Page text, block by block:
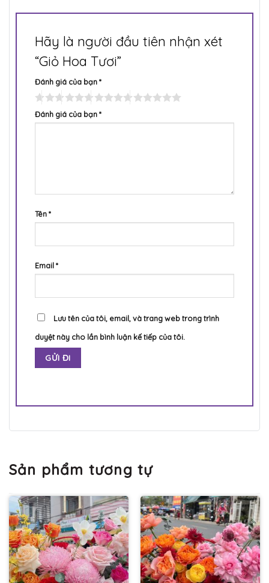
Hãy là người đầu tiên nhận xét
“Giỏ Hoa Tươi”
Đánh giá của bạn*
Đánh giá của bạn*
Tên*
Email*
Lưu tên của tôi, email, và trang web trong trình
duyệt này cho lần bình luận kế tiếp của tôi.
Sản phẩm tương tự